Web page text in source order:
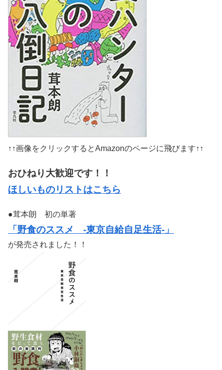
↑↑画像をクリックするとAmazonのページに飛びます↑↑
おひねり大歓迎です！！
ほしいものリストはこちら
●茸本朗 初の単著
「野食のススメ -東京自給自足生活-」
が発売されました！！